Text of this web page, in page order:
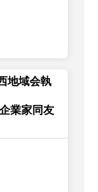
地域会執
業家同友